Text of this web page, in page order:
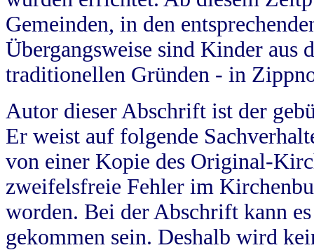
Gemeinden, in den
Übergangsweise sind Kinder aus
traditionellen Gründen - in
Autor dieser Abschrift ist der
Er weist auf folgende
von einer Kopie des Original-
zweifelsfreie Fehler im
worden. Bei der Abschrift kann
gekommen sein. Deshalb wird